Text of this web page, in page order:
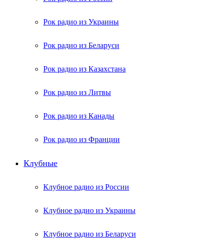
Рок радио из Украины
Рок радио из Беларуси
Рок радио из Казахстана
Рок радио из Литвы
Рок радио из Канады
Рок радио из Франции
Клубные
Клубное радио из России
Клубное радио из Украины
Клубное радио из Беларуси